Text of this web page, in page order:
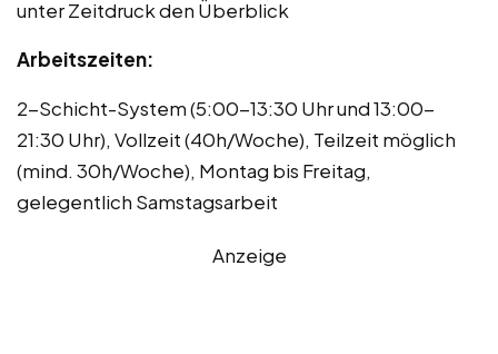
unter Zeitdruck den Überblick
Arbeitszeiten:
2-Schicht-System (5:00-13:30 Uhr und 13:00-
21:30 Uhr), Vollzeit (40h/Woche), Teilzeit möglich
(mind. 30h/Woche), Montag bis Freitag,
gelegentlich Samstagsarbeit
Anzeige